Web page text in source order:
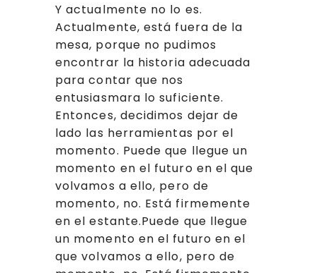
Y actualmente no lo es.
Actualmente, está fuera de la
mesa, porque no pudimos
encontrar la historia adecuada
para contar que nos
entusiasmara lo suficiente.
Entonces, decidimos dejar de
lado las herramientas por el
momento. Puede que llegue un
momento en el futuro en el que
volvamos a ello, pero de
momento, no. Está firmemente
en el estante.Puede que llegue
un momento en el futuro en el
que volvamos a ello, pero de